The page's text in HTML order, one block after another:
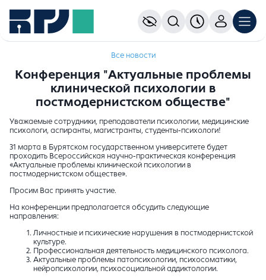
Все новости
Конференция "Актуальные проблемы
клинической психологии в
постмодернистском обществе"
Уважаемые сотрудники, преподаватели психологии, медицинские
психологи, аспиранты, магистранты, студенты-психологи!
31 марта в Бурятском государственном университете будет
проходить Всероссийская научно-практическая конференция
«Актуальные проблемы клинической психологии в
постмодернистском обществе».
Просим Вас принять участие.
На конференции предполагается обсудить следующие
направления:
Личностные и психические нарушения в постмодернистской
культуре.
Профессиональная деятельность медицинского психолога.
Актуальные проблемы патопсихологии, психосоматики,
нейропсихологии, психосоциальной аддиктологии.